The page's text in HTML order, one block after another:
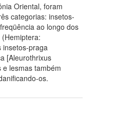
Oriental, foram
categorias: insetos-
ao longo dos
insetos-praga
[Aleurothrixus
lesmas também
os.